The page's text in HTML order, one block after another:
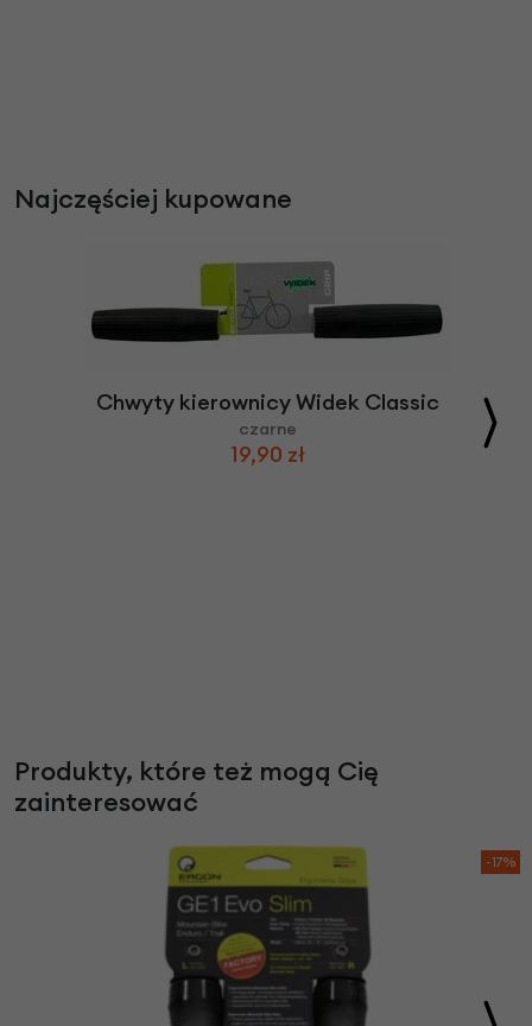
Najczęściej kupowane
Chwyty kierownicy Widek Classic
czarne
19,90 zł
Produkty, które też mogą Cię
zainteresować
-17%